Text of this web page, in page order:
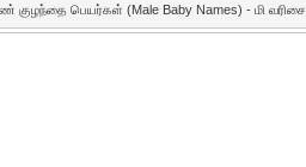
குழந்தை பெயர்கள் (Male Baby Names) - மி வரிசை